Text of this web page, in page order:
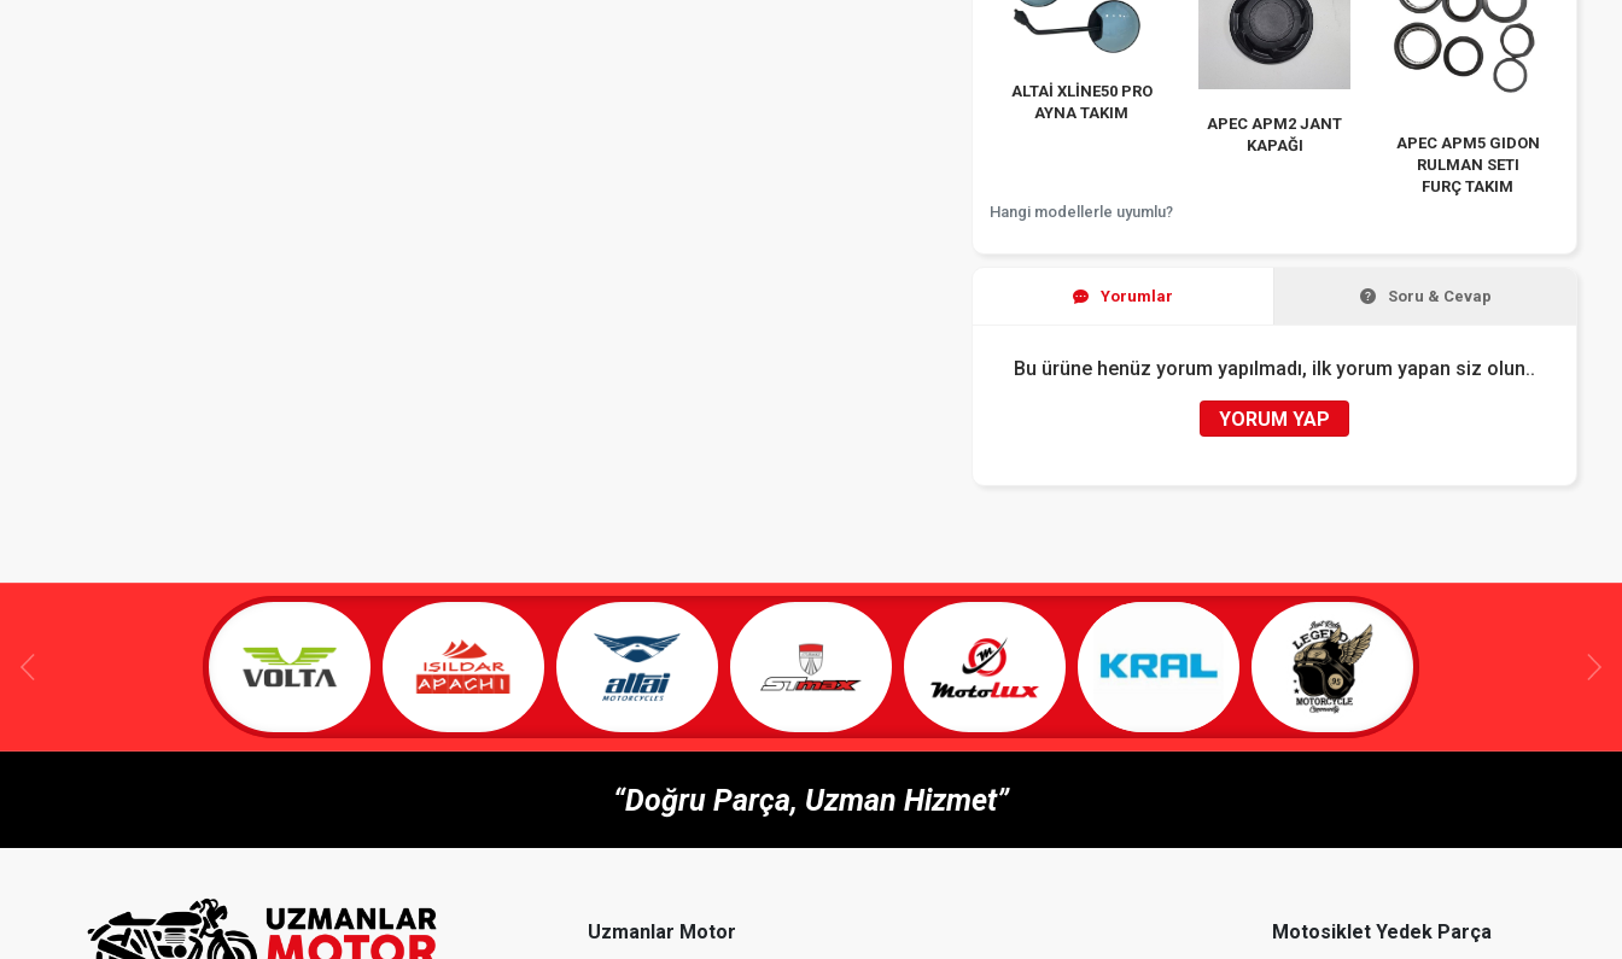
ALTAİ XLİNE50 PRO
AYNA TAKIM
Hangi modellerle uyumlu?
APEC APM2 JANT
KAPAĞI
APEC APM5 GIDON
RULMAN SETI
FURÇ TAKIM
Yorumlar Soru & Cevap
Bu ürüne henüz yorum yapılmadı, ilk yorum yapan siz olun..
YORUM YAP
“Doğru Parça, Uzman Hizmet”
Uzmanlar Motor Motosiklet Yedek Parça